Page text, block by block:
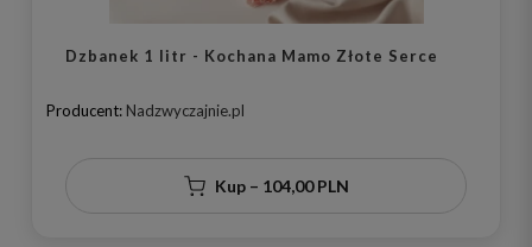
Dzbanek 1 litr - Kochana Mamo Złote Serce
Producent: Nadzwyczajnie.pl
Kup – 104,00 PLN